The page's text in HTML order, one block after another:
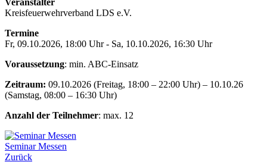
Kreisfeuerwehrverband LDS e.V.
Termine
Fr, 09.10.2026, 18:00 Uhr - Sa, 10.10.2026, 16:30 Uhr
Voraussetzung: min. ABC-Einsatz
Zeitraum: 09.10.2026 (Freitag, 18:00 – 22:00 Uhr) – 10.10.26
(Samstag, 08:00 – 16:30 Uhr)
Anzahl der Teilnehmer: max. 12
Seminar Messen
Zurück